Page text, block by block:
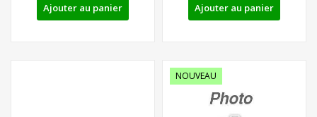
Ajouter au panier Ajouter au panier
NOUVEAU